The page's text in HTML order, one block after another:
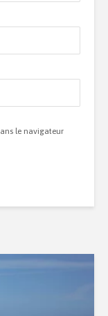
le navigateur